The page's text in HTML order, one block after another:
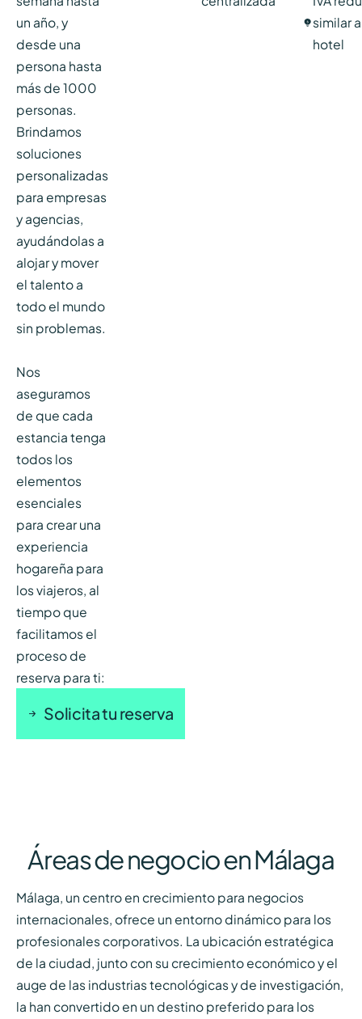
un año, y
desde una
persona hasta
más de 1000
personas.
Brindamos
soluciones
personalizadas
para empresas
y agencias,
ayudándolas a
alojar y mover
el talento a
todo el mundo
sin problemas.
Nos
aseguramos
de que cada
estancia tenga
todos los
elementos
esenciales
para crear una
experiencia
hogareña para
los viajeros, al
tiempo que
facilitamos el
proceso de
reserva para ti:
similar
hotel
Solicita tu reserva
Áreas de negocio en Málaga
Málaga, un centro en crecimiento para negocios
internacionales, ofrece un entorno dinámico para los
profesionales corporativos. La ubicación estratégica
de la ciudad, junto con su crecimiento económico y el
auge de las industrias tecnológicas y de investigación,
la han convertido en un destino preferido para los